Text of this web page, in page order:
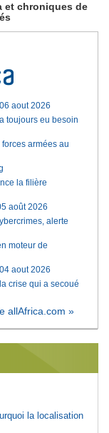
et chroniques de
aout 2026
toujours eu besoin
armées au
la filière
août 2026
alerte
moteur de
aout 2026
crise qui a secoué
allAfrica.com »
la localisation